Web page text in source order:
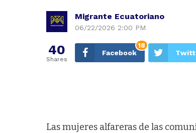
Migrante Ecuatoriano
06/22/2026 2:00 PM
40
Shares
Facebook
18
Las mujeres alfareras de las